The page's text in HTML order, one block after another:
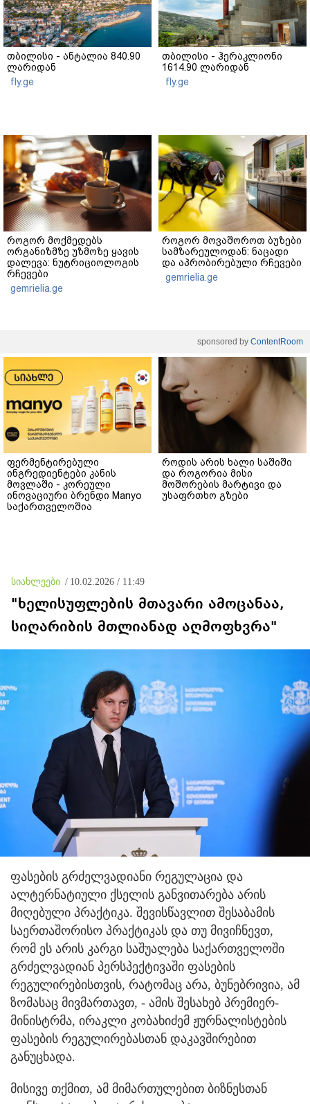
თბილისი - ანტალია 840.90
ლარიდან
fly.ge
თბილისი - ჰერაკლიონი
1614.90 ლარიდან
fly.ge
როგორ მოქმედებს
ორგანიზმზე უზმოზე ყავის
დალევა: ნუტრიციოლოგის
რჩევები
gemrielia.ge
როგორ მოვაშოროთ ბუზები
სამზარეულოდან: ნაცადი
და აპრობირებული რჩევები
gemrielia.ge
sponsored by ContentRoom
ფერმენტირებული
ინგრედიენტები კანის
მოვლაში - კორეული
ინოვაციური ბრენდი Manyo
საქართველოშია
როდის არის ხალი საშიში
და როგორია მისი
მოშორების მარტივი და
უსაფრთხო გზები
სიახლეები / 10.02.2026 / 11:49
"ხელისუფლების მთავარი ამოცანაა,
სიღარიბის მთლიანად აღმოფხვრა"
ფასების გრძელვადიანი რეგულაცია და
ალტერნატიული ქსელის განვითარება არის
მიღებული პრაქტიკა. შევისწავლით შესაბამის
საერთაშორისო პრაქტიკას და თუ მივიჩნევთ,
რომ ეს არის კარგი საშუალება საქართველოში
გრძელვადიან პერსპექტივაში ფასების
რეგულირებისთვის, რატომაც არა, ბუნებრივია, ამ
ზომასაც მივმართავთ, - ამის შესახებ პრემიერ-
მინისტრმა, ირაკლი კობახიძემ ჟურნალისტების
ფასების რეგულირებასთან დაკავშირებით
განუცხადა.
მისივე თქმით, ამ მიმართულებით ბიზნესთან